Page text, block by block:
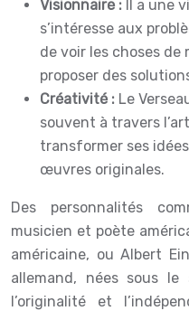
Visionnaire : Il a une
s’intéresse aux
de voir les choses
proposer des
Créativité : Le
souvent à travers
transformer ses
œuvres originales.
Des personnalités
musicien et poète
américaine, ou Albert
allemand, nées sous le
l’originalité et